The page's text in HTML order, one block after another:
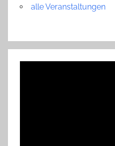
alle Veranstaltungen